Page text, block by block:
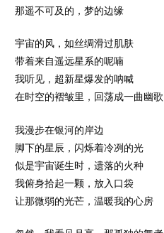
那遥不可及的，梦的边缘
宇宙的风，如丝绸滑过肌肤
带着来自遥远星系的呢喃
我听见，超新星爆发的呐喊
在时空的褶皱里，回荡成一曲幽歌
我漫步在银河的岸边
脚下的星辰，闪烁着冷冽的光
似是宇宙诞生时，遗落的火种
我俯身拾起一颗，放入口袋
让那微弱的光芒，温暖我的心房